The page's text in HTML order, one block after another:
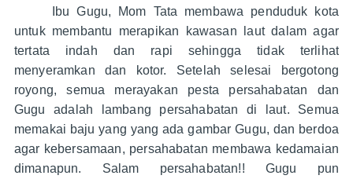
Ibu Gugu, Mom Tata membawa penduduk kota
untuk membantu merapikan kawasan laut dalam agar
tertata indah dan rapi sehingga tidak terlihat
menyeramkan dan kotor. Setelah selesai bergotong
royong, semua merayakan pesta persahabatan dan
Gugu adalah lambang persahabatan di laut. Semua
memakai baju yang yang ada gambar Gugu, dan berdoa
agar kebersamaan, persahabatan membawa kedamaian
dimanapun. Salam persahabatan!! Gugu pun